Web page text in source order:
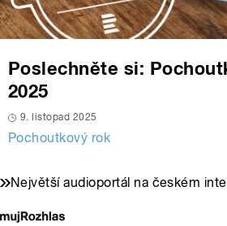
Poslechněte si:
2025
9. listopad 2025
Pochoutkový rok
Největší audioportál na českém